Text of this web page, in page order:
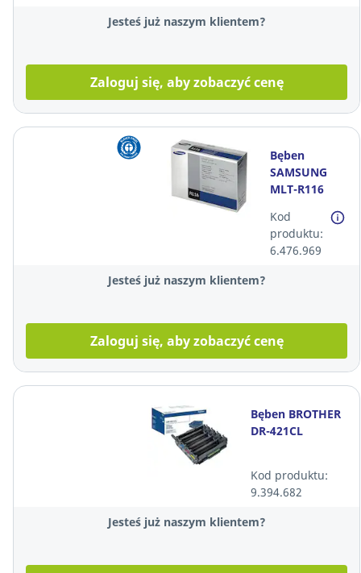
Jesteś już naszym klientem?
Zaloguj się, aby zobaczyć cenę
Bęben
SAMSUNG
MLT-R116
Kod
produktu:
6.476.969
Jesteś już naszym klientem?
Zaloguj się, aby zobaczyć cenę
Bęben BROTHER
DR-421CL
Kod produktu:
9.394.682
Jesteś już naszym klientem?